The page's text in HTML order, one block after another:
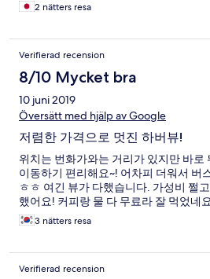
2 nätters resa
Verifierad recension
8/10 Mycket bra
10 juni 2019
Översätt med hjälp av Google
저렴한 가격으로 멋진 하버뷰!
위치는 번화가와는 거리가 있지만 바로
이동하기 편리해요~! 어차피 더워서 버
ㅎㅎ 여긴 뷰가 다했습니다. 가성비 쩔
했어요! 커피랑 물 다 무료라 잘 먹었네
3 nätters resa
Verifierad recension